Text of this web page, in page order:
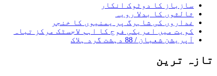
سازباز کا دوٹوک انکار
ثالثوں کا بدلا رویہ
غداروں کی شاہرگ پر یمنیوں کا خنجر
کویت میں امریکی فوج کا اہم لاجسٹک مرکز تباہ
آپریشن شعبان / 88 دہشت گرد ہلاک
تازہ ترین